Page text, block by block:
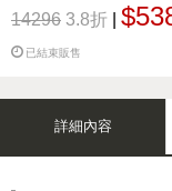
14296 3.8折
已結束販售
詳細內容